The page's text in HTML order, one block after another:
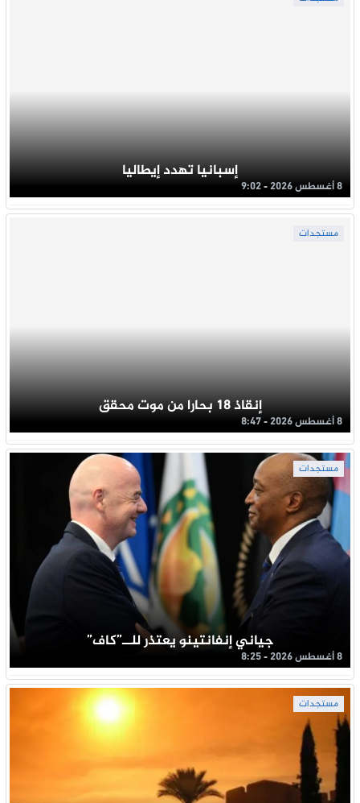
إسبانيا تهدد إيطاليا
8 أغسطس 2026 - 9:02
مستجدات
إنقاذ 18 بحارا من موت محقق
8 أغسطس 2026 - 8:47
مستجدات
جياني إنفانتينو يعتذر للــ”كاف”
8 أغسطس 2026 - 8:25
مستجدات